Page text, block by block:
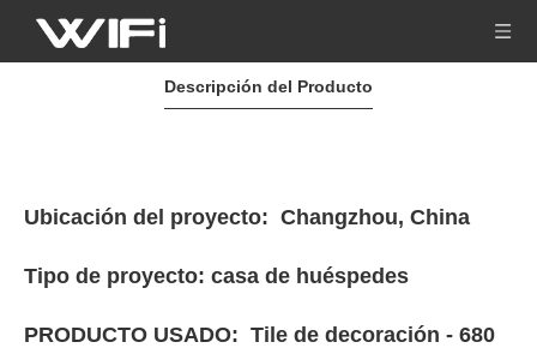
Descripción del Producto
Ubicación del proyecto: Changzhou, China
Tipo de proyecto: casa de huéspedes
PRODUCTO USADO: Tile de decoración - 680